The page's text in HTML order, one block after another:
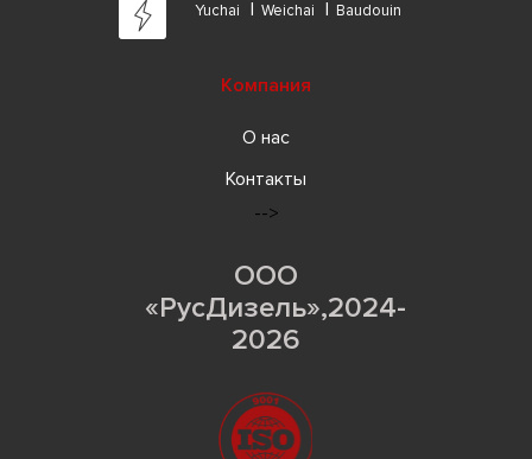
Yuchai Weichai Baudouin
Компания
О нас
Контакты
-->
ООО
«РусДизель»,2024-
2026